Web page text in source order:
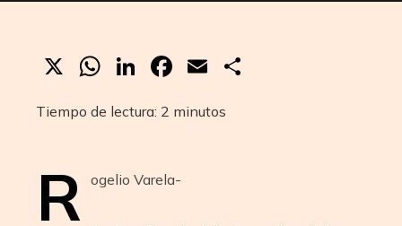
X WhatsApp
LinkedIn
Facebook
Email
Tiempo de lectura: 2 minutos
R ogelio Varela-